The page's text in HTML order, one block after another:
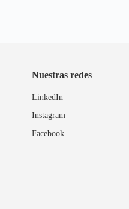
Nuestras redes
LinkedIn
Instagram
Facebook